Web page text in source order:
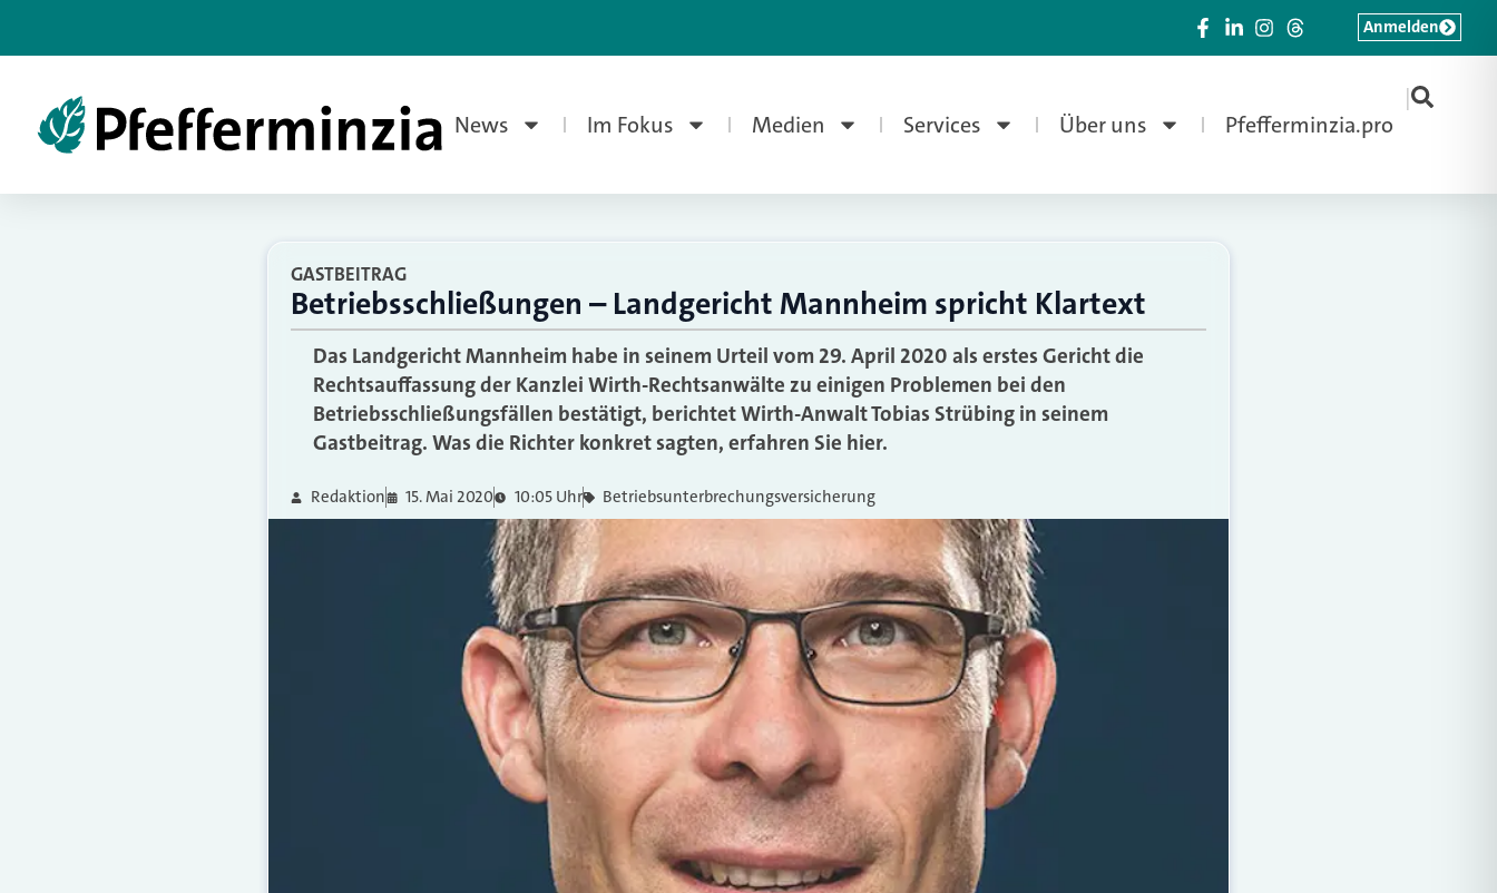
News Im Fokus Medien Services Über uns Pfefferminzia.pro
|
Anmelden
GASTBEITRAG
Betriebsschließungen – Landgericht Mannheim spricht Klartext
Das Landgericht Mannheim habe in seinem Urteil vom 29. April 2020 als erstes Gericht die
Rechtsauffassung der Kanzlei Wirth-Rechtsanwälte zu einigen Problemen bei den
Betriebsschließungsfällen bestätigt, berichtet Wirth-Anwalt Tobias Strübing in seinem
Gastbeitrag. Was die Richter konkret sagten, erfahren Sie hier.
Redaktion 15. Mai 2020 10:05 Uhr Betriebsunterbrechungsversicherung